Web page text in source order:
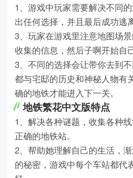
1、游戏中玩家需要解决不同
出任何选择，并且最后成功逃
3、玩家在游戏里注意地图场
收集的信息，然后子啊开始自
3、不同的选择会让带你去到
都与宅邸的历史和神秘人物有
确的地铁才能进入下一关。
地铁繁花中文版特点
1、解决各种谜题，收集各种
正确的地铁站。
2、帮助她理解自己的生活，
的秘密，游戏中每个车站都代